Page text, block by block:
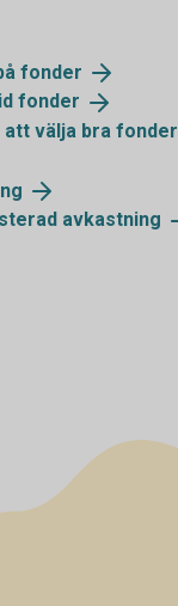
fonder
fonder
att välja bra fonder
avkastning